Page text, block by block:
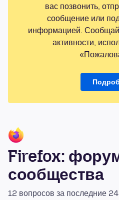
вас позвонить,
сообщение или
информацией.
активности,
Firefox:
сообщества
12 вопросов за последние